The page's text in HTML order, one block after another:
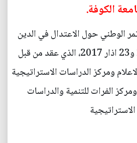
الكوفة.
الوطني حول الاعتدال في الدين
والسياسة) يومي 22 و23 اذار 2017، الذي عقد من قبل
ومركز الدراسات الاستراتيجية
الفرات للتنمية والدراسات
الاستراتيجية